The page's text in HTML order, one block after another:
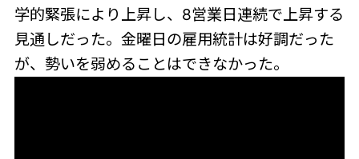
学的緊張により上昇し、8営業日連続で上昇する
見通しだった。金曜日の雇用統計は好調だった
が、勢いを弱めることはできなかった。